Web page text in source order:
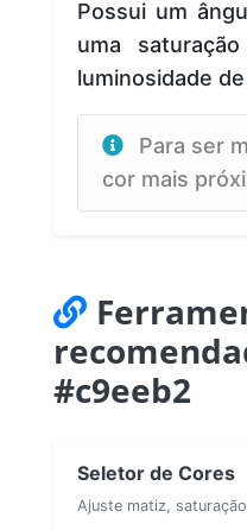
Possui um
uma
luminosidade de
Para ser
cor mais
#c9eeb2
Seletor de Cores
Ajuste matiz,